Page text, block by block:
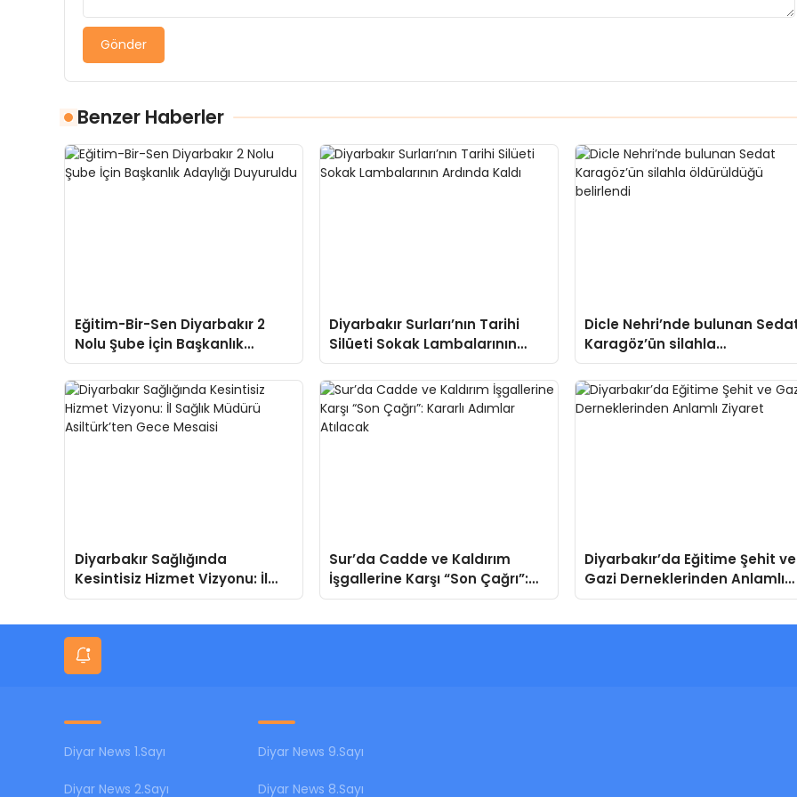
Gönder
Benzer Haberler
Eğitim-Bir-Sen Diyarbakır 2
Nolu Şube İçin Başkanlık
Adaylığı Duyuruldu
Diyarbakır Surları’nın Tarihi
Silüeti Sokak Lambalarının
Ardında Kaldı
Dicle Nehri’nde bulunan
Karagöz’ün silahla
öldürüldüğü belirlendi
Diyarbakır Sağlığında
Kesintisiz Hizmet Vizyonu: İl
Sağlık Müdürü Asiltürk’ten
Sur’da Cadde ve Kaldırım
İşgallerine Karşı “Son Çağrı”:
Kararlı Adımlar Atılacak
Diyarbakır’da Eğitime Şehit ve
Gazi Derneklerinden Anlamlı
Ziyaret
Diyar News 1.Sayı
Diyar News 2.Sayı
Diyar News 9.Sayı
Diyar News 8.Sayı